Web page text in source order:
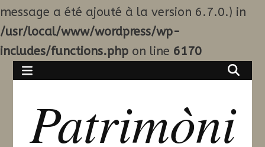
message a été ajouté à la version 6.7.0.) in
/usr/local/www/wordpress/wp-
includes/functions.php on line 6170
Patrimòni